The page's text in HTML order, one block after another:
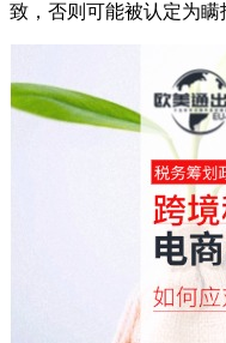
致，否则可能被认定为瞒